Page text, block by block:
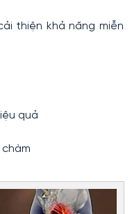
thiện khả năng miễn
quả